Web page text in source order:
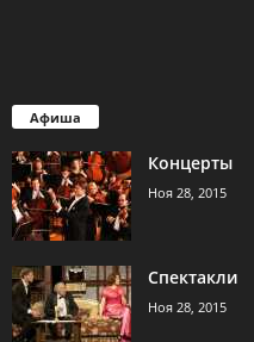
Афиша
Концерты
Ноя 28, 2015
Спектакли
Ноя 28, 2015